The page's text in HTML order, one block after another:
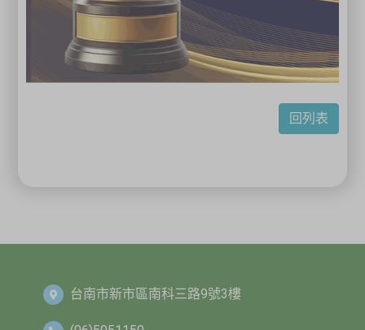
回列表
台南市新市區南科三路9號3樓